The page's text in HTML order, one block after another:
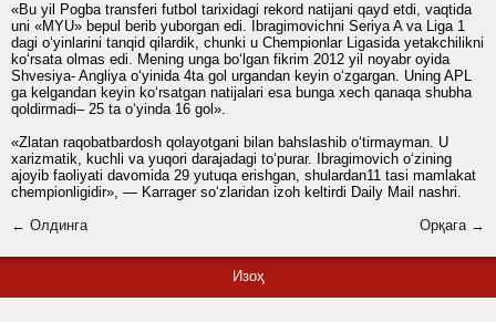
«Bu yil Pogba transferi futbol tarixidagi rekord natijani qayd etdi, vaqtida
uni «MYU» bepul berib yuborgan edi. Ibragimovichni Seriya A va Liga 1
dagi o‘yinlarini tanqid qilardik, chunki u Chempionlar Ligasida yetakchilikni
ko‘rsata olmas edi. Mening unga bo‘lgan fikrim 2012 yil noyabr oyida
Shvesiya- Angliya o‘yinida 4ta gol urgandan keyin o‘zgargan. Uning APL
ga kelgandan keyin ko‘rsatgan natijalari esa bunga xech qanaqa shubha
qoldirmadi– 25 ta o‘yinda 16 gol».
«Zlatan raqobatbardosh qolayotgani bilan bahslashib o‘tirmayman. U
xarizmatik, kuchli va yuqori darajadagi to‘purar. Ibragimovich o‘zining
ajoyib faoliyati davomida 29 yutuqa erishgan, shulardan11 tasi mamlakat
chempionligidir», — Karrager so‘zlaridan izoh keltirdi Daily Mail nashri.
← Олдинга
Орқага →
Изоҳ